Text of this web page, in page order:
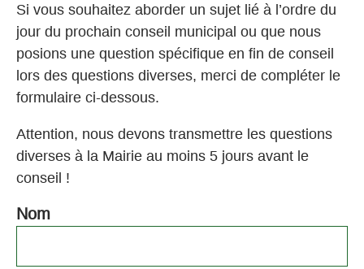
Si vous souhaitez aborder un sujet lié à l’ordre du
jour du prochain conseil municipal ou que nous
posions une question spécifique en fin de conseil
lors des questions diverses, merci de compléter le
formulaire ci-dessous.
Attention, nous devons transmettre les questions
diverses à la Mairie au moins 5 jours avant le
conseil !
Conseil
Nom